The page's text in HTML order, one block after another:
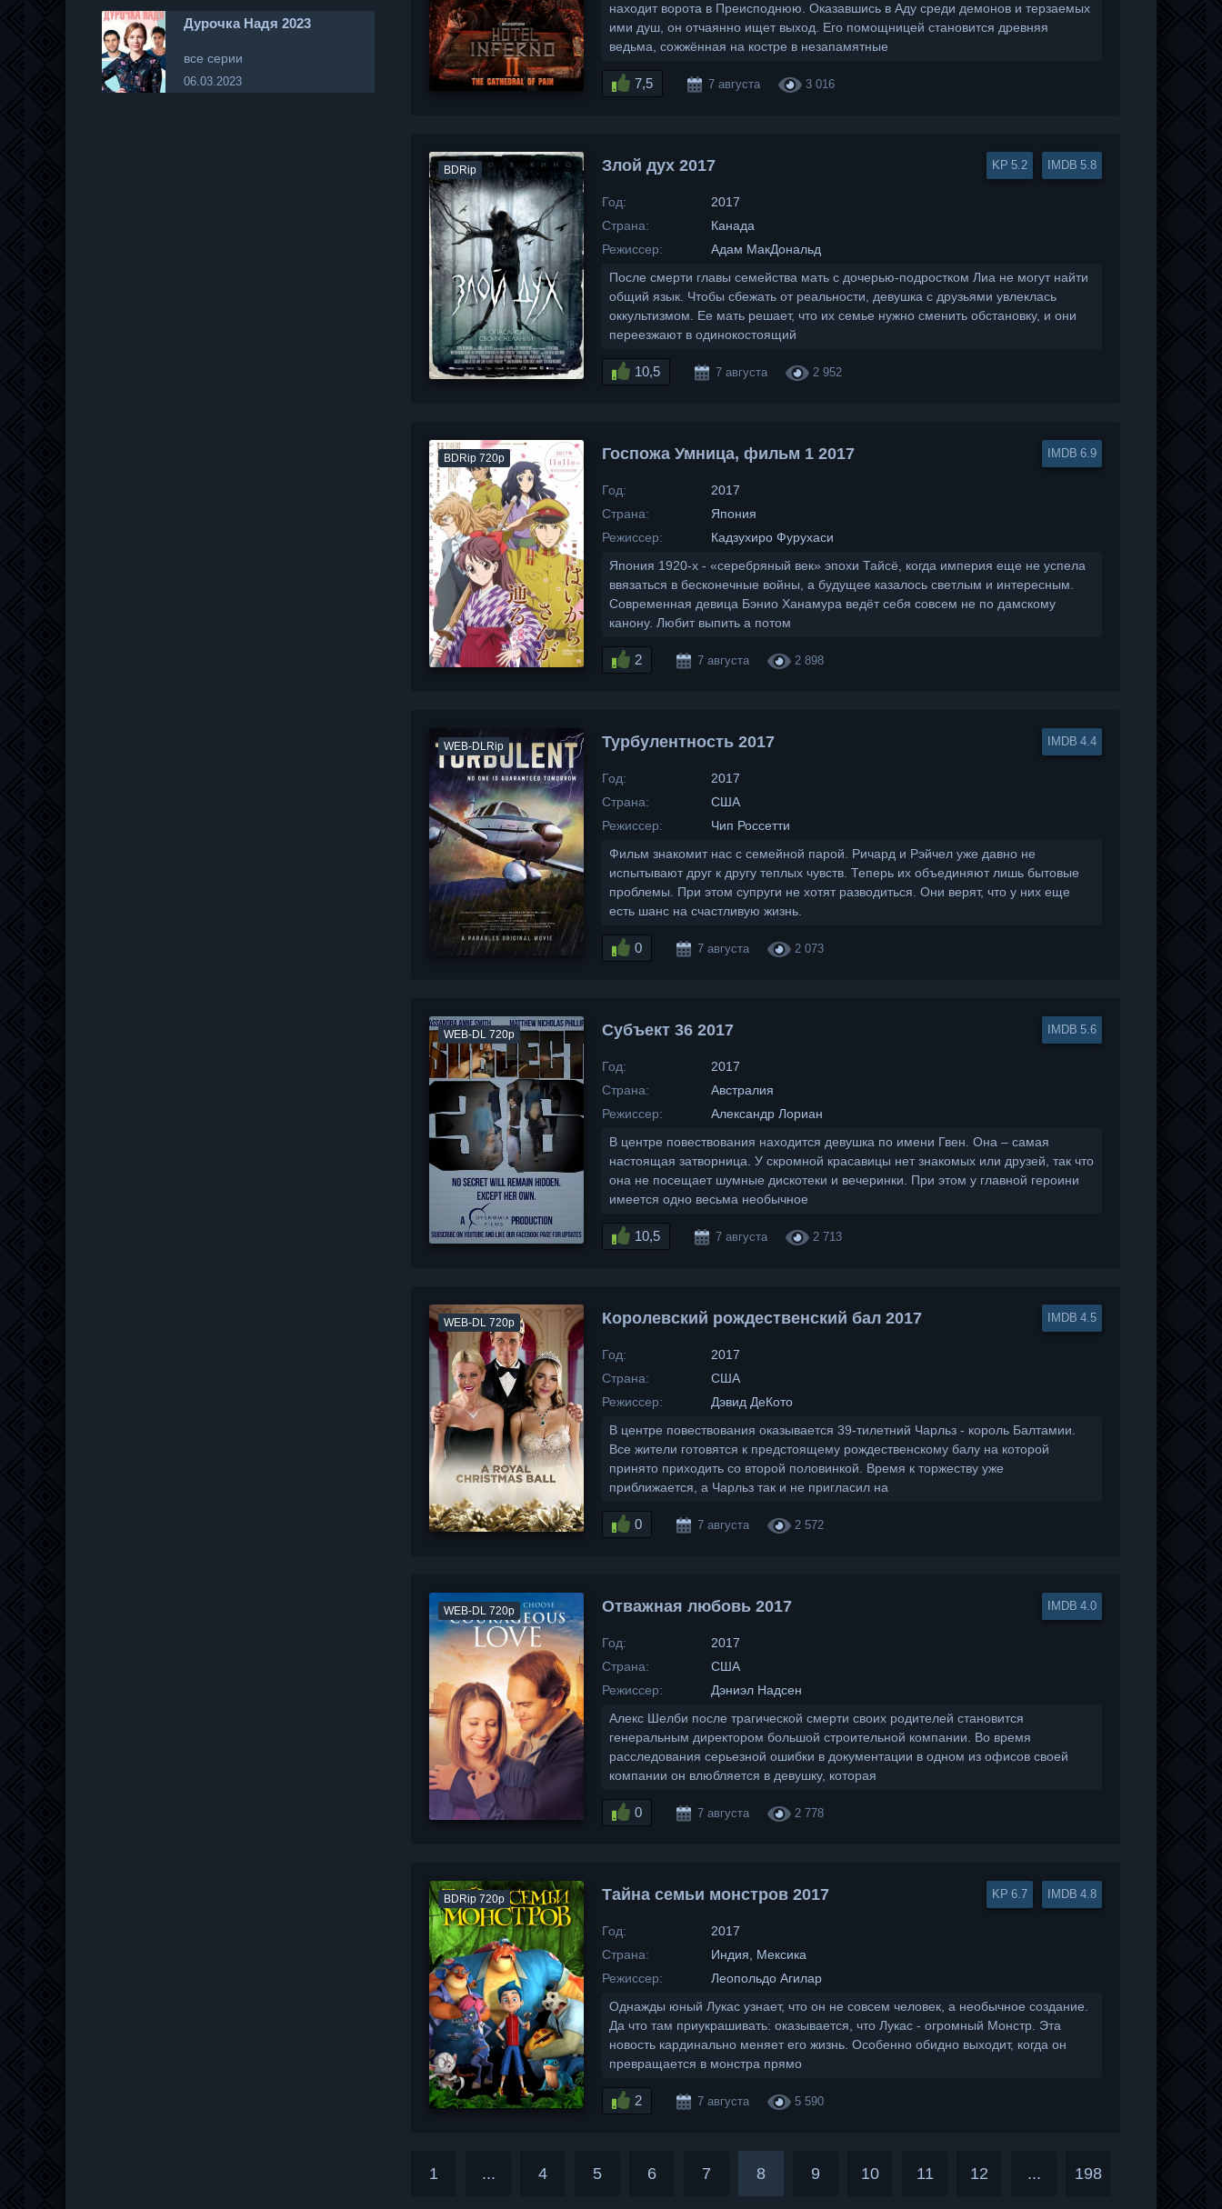
находит ворота в Преисподнюю. Оказавшись в Аду среди демонов и терзаемых
ими душ, он отчаянно ищет выход. Его помощницей становится древняя
ведьма, сожжённая на костре в незапамятные
7,5 7 августа 3 016
BDRip Злой дух 2017 5.2 5.8
Год:
2017
Страна:
Канада
Режиссер:
Адам МакДональд
После смерти главы семейства мать с дочерью-подростком Лиа не могут найти
общий язык. Чтобы сбежать от реальности, девушка с друзьями увлеклась
оккультизмом. Ее мать решает, что их семье нужно сменить обстановку, и они
переезжают в одинокостоящий
10,5 7 августа 2 952
BDRip 720p Госпожа Умница, фильм 1 2017 6.9
Год:
2017
Страна:
Япония
Режиссер:
Кадзухиро Фурухаси
Япония 1920-х - «серебряный век» эпохи Тайсё, когда империя еще не успела
ввязаться в бесконечные войны, а будущее казалось светлым и интересным.
Современная девица Бэнио Ханамура ведёт себя совсем не по дамскому
канону. Любит выпить а потом
2 7 августа 2 898
WEB-DLRip Турбулентность 2017 4.4
Год:
2017
Страна:
США
Режиссер:
Чип Россетти
Фильм знакомит нас с семейной парой. Ричард и Рэйчел уже давно не
испытывают друг к другу теплых чувств. Теперь их объединяют лишь бытовые
проблемы. При этом супруги не хотят разводиться. Они верят, что у них еще
есть шанс на счастливую жизнь.
0 7 августа 2 073
WEB-DL 720p Субъект 36 2017 5.6
Год:
2017
Страна:
Австралия
Режиссер:
Александр Лориан
В центре повествования находится девушка по имени Гвен. Она – самая
настоящая затворница. У скромной красавицы нет знакомых или друзей, так что
она не посещает шумные дискотеки и вечеринки. При этом у главной героини
имеется одно весьма необычное
10,5 7 августа 2 713
WEB-DL 720p Королевский рождественский бал 2017 4.5
Год:
2017
Страна:
США
Режиссер:
Дэвид ДеКото
В центре повествования оказывается 39-тилетний Чарльз - король Балтамии.
Все жители готовятся к предстоящему рождественскому балу на которой
принято приходить со второй половинкой. Время к торжеству уже
приближается, а Чарльз так и не пригласил на
0 7 августа 2 572
WEB-DL 720p Отважная любовь 2017 4.0
Год:
2017
Страна:
США
Режиссер:
Дэниэл Надсен
Алекс Шелби после трагической смерти своих родителей становится
генеральным директором большой строительной компании. Во время
расследования серьезной ошибки в документации в одном из офисов своей
компании он влюбляется в девушку, которая
0 7 августа 2 778
BDRip 720p Тайна семьи монстров 2017 6.7 4.8
Год:
2017
Страна:
Индия, Мексика
Режиссер:
Леопольдо Агилар
Однажды юный Лукас узнает, что он не совсем человек, а необычное создание.
Да что там приукрашивать: оказывается, что Лукас - огромный Монстр. Эта
новость кардинально меняет его жизнь. Особенно обидно выходит, когда он
превращается в монстра прямо
2 7 августа 5 590
1 ... 4 5 6 7 8 9 10 11 12 ... 198
Дурочка Надя 2023
все серии
06.03.2023